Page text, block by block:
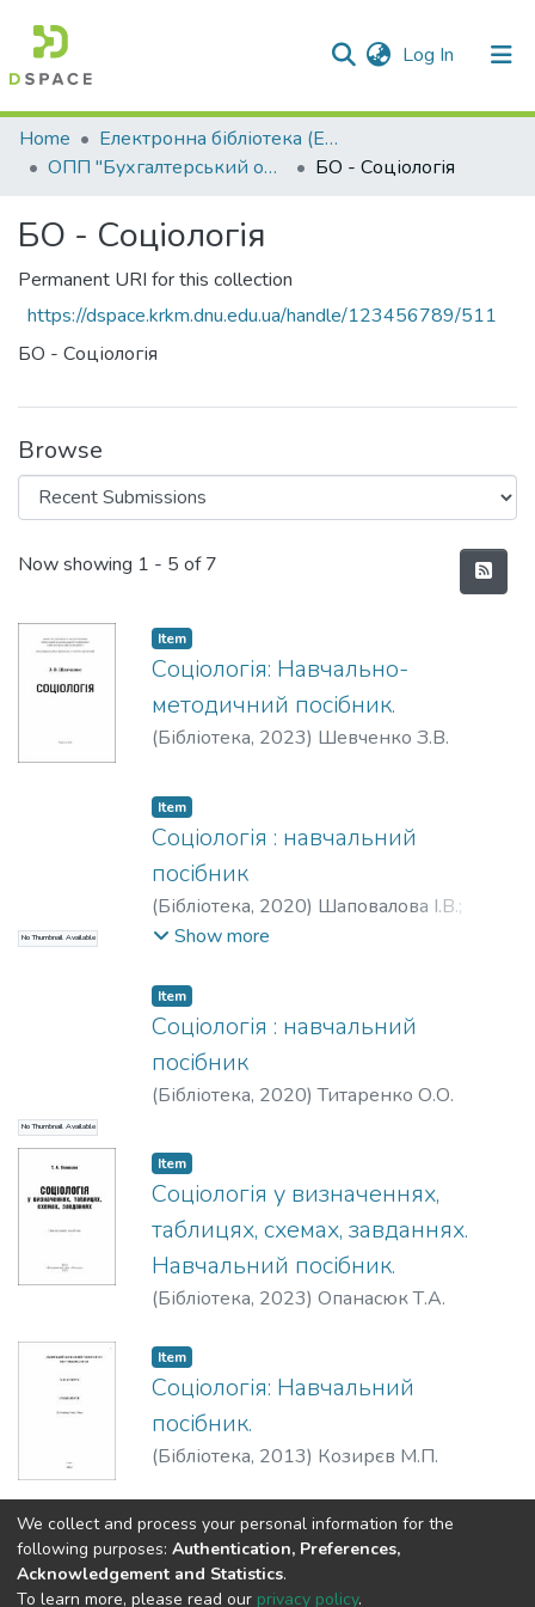
Log In (current)
Communities & Collections
All of DSpace
Statistics
Home
Електронна бібліотека (E-Book)
ОПП "Бухгалтерський облік"
БО - Соціологія
БО - Соціологія
Permanent URI for this collection
https://dspace.krkm.dnu.edu.ua/handle/123456789/511
БО - Соціологія
Browse
Recent Submissions
Now showing 1 - 5 of 7
Item
Соціологія: Навчально-
методичний посібник.
(Бібліотека, 2023) Шевченко З.В.
No Thumbnail Available
Item
Соціологія : навчальний
посібник
(Бібліотека, 2020) Шаповалова І.В.;
Бобіна О.В.;Коростильова І.В.
Show more
No Thumbnail Available
Item
Соціологія : навчальний
посібник
(Бібліотека, 2020)Титаренко О.О.
Item
Соціологія у визначеннях,
таблицях, схемах, завданнях.
Навчальний посібник.
(Бібліотека, 2023) Опанасюк Т.А.
Item
Соціологія: Навчальний
посібник.
(Бібліотека, 2013) Козирєв М.П.
« 1(current)
2 »
We collect and process your personal information for the
following purposes: Authentication, Preferences,
Acknowledgement and Statistics.
To learn more, please read our privacy policy.